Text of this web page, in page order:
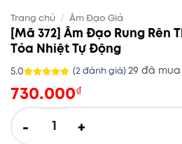
Trang chủ / Âm Đạo Giả
[Mã 372] Âm Đạo Rung Rên
Tỏa Nhiệt Tự Động
5.0
dựa trên
(2đánh giá)29 đã mua
730.000₫